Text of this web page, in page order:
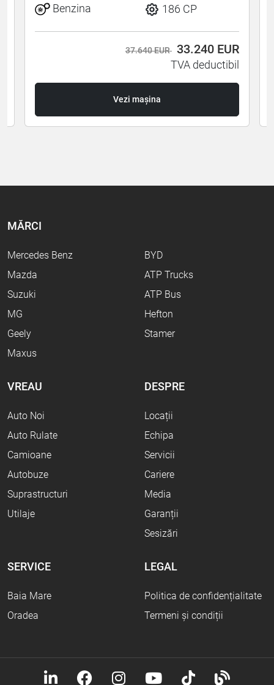
Benzina
186 CP
37.640 EUR 33.240 EUR
TVA deductibil
Vezi mașina
MĂRCI
Mercedes Benz
Mazda
Suzuki
MG
Geely
Maxus
BYD
ATP Trucks
ATP Bus
Hefton
Stamer
VREAU
Auto Noi
Auto Rulate
Camioane
Autobuze
Suprastructuri
Utilaje
DESPRE
Locații
Echipa
Servicii
Cariere
Media
Garanții
Sesizări
SERVICE
Baia Mare
Oradea
LEGAL
Politica de confidențialitate
Termeni și condiții